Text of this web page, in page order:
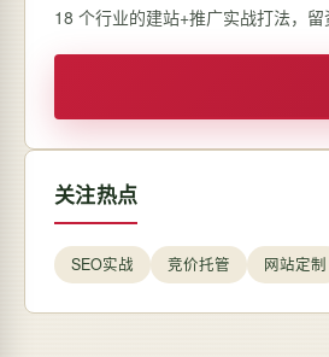
18 个行业的建站+推广实战打法，留
关注热点
SEO实战 竞价托管 网站定制